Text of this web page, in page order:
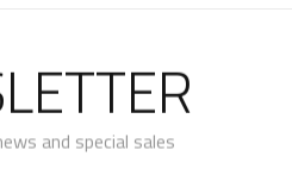
and special sales